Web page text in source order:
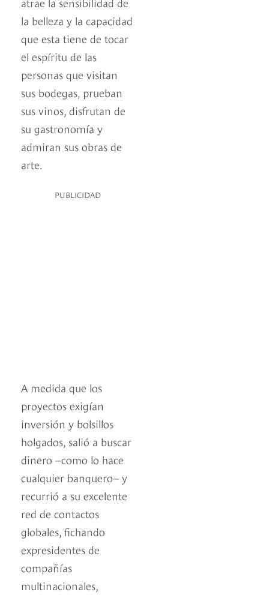
la belleza y la capacidad
que esta tiene de tocar
el espíritu de las
personas que visitan
sus bodegas, prueban
sus vinos, disfrutan de
su gastronomía y
admiran sus obras de
arte.
PUBLICIDAD
A medida que los
proyectos exigían
inversión y bolsillos
holgados, salió a buscar
dinero –como lo hace
cualquier banquero– y
recurrió a su excelente
red de contactos
globales, fichando
expresidentes de
compañías
multinacionales,